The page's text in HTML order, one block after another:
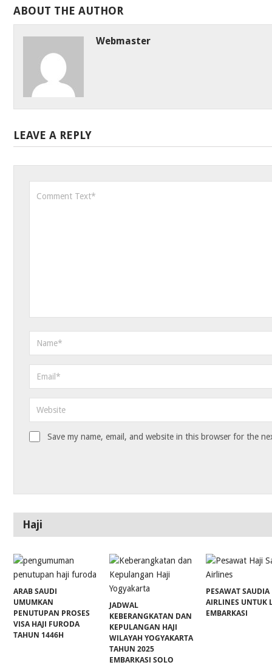
ABOUT THE AUTHOR
Webmaster
LEAVE A REPLY
Save my name, email, and website in this browser for the
Haji
ARAB SAUDI
UMUMKAN
PENUTUPAN PROSES
VISA HAJI FURODA
TAHUN 1446H
JADWAL
KEBERANGKATAN DAN
KEPULANGAN HAJI
WILAYAH YOGYAKARTA
TAHUN 2025
EMBARKASI SOLO
PESAWAT SAUDIA
AIRLINES UNTUK
EMBARKASI